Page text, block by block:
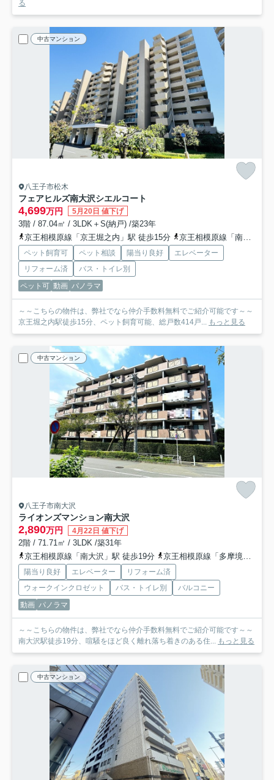
る
中古マンション
八王子市松木
フェアヒルズ南大沢シエルコート
4,699万円 5月20日 値下げ
3階 / 87.04㎡ / 3LDK＋S(納戸) /築23年
京王相模原線「京王堀之内」駅 徒歩15分
京王相模原線「南大沢」駅 徒歩18分
ペット飼育可 ペット相談 陽当り良好
エレベーター
リフォーム済
バス・トイレ別
ペット可 動画 パノラマ
～～こちらの物件は、弊社でなら仲介手数料無料でご紹介可能です～～
京王堀之内駅徒歩15分、ペット飼育可能、総戸数414戸... もっと見る
中古マンション
八王子市南大沢
ライオンズマンション南大沢
2,890万円 4月22日 値下げ
2階 / 71.71㎡ / 3LDK /築31年
京王相模原線「南大沢」駅 徒歩19分
京王相模原線「多摩境」駅 徒歩27分
陽当り良好 エレベーター
リフォーム済
ウォークインクロゼット
バス・トイレ別
バルコニー
動画 パノラマ
～～こちらの物件は、弊社でなら仲介手数料無料でご紹介可能です～～
南大沢駅徒歩19分、喧騒をほど良く離れ落ち着きのある住... もっと見る
中古マンション